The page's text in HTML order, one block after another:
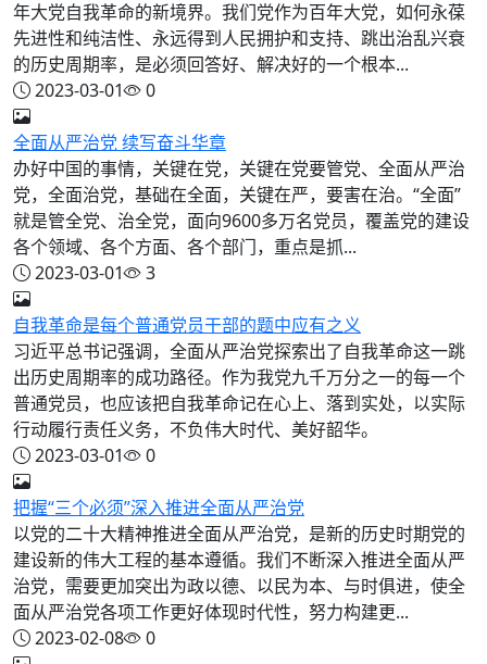
年大党自我革命的新境界。我们党作为百年大党，如何永葆
先进性和纯洁性、永远得到人民拥护和支持、跳出治乱兴衰
的历史周期率，是必须回答好、解决好的一个根本...
2023-03-01
0
全面从严治党 续写奋斗华章
办好中国的事情，关键在党，关键在党要管党、全面从严治
党，全面治党，基础在全面，关键在严，要害在治。“全面”
就是管全党、治全党，面向9600多万名党员，覆盖党的建设
各个领域、各个方面、各个部门，重点是抓...
2023-03-01
3
自我革命是每个普通党员干部的题中应有之义
习近平总书记强调，全面从严治党探索出了自我革命这一跳
出历史周期率的成功路径。作为我党九千万分之一的每一个
普通党员，也应该把自我革命记在心上、落到实处，以实际
行动履行责任义务，不负伟大时代、美好韶华。
2023-03-01
0
把握“三个必须”深入推进全面从严治党
以党的二十大精神推进全面从严治党，是新的历史时期党的
建设新的伟大工程的基本遵循。我们不断深入推进全面从严
治党，需要更加突出为政以德、以民为本、与时俱进，使全
面从严治党各项工作更好体现时代性，努力构建更...
2023-02-08
0